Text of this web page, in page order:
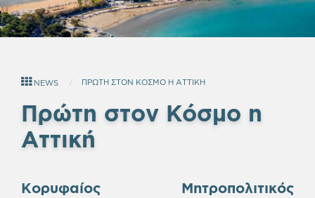
NEWS ΠΡΩΤΗ ΣΤΟΝ ΚΟΣΜΟ Η ΑΤΤΙΚΗ
Πρώτη στον Κόσμο η
Αττική
Κορυφαίος Μητροπολιτικός